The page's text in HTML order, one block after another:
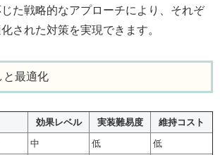
た戦略的なアプローチにより、それぞ
された対策を実現できます。
と最適化
効果レベル 実装難易度
維持コスト
中 低
低